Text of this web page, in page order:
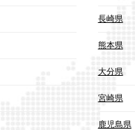
長崎県
熊本県
大分県
宮崎県
鹿児島県